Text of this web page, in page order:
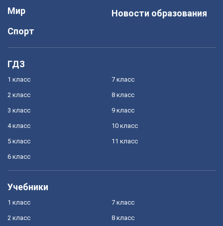
Мир
Спорт
Новости образования
ГДЗ
1 класс
2 класс
3 класс
4 класс
5 класс
6 класс
7 класс
8 класс
9 класс
10 класс
11 класс
Учебники
1 класс
2 класс
7 класс
8 класс